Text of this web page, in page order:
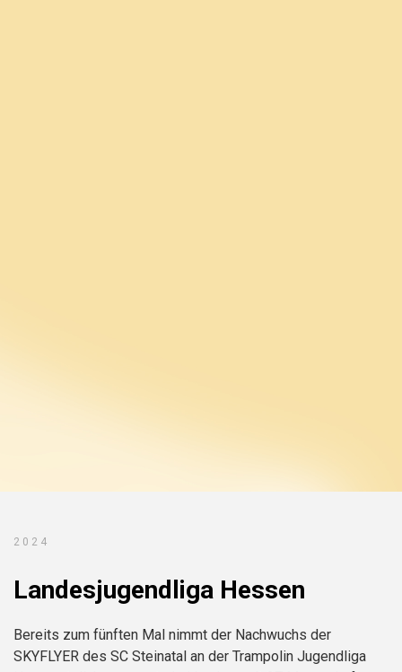
2024
Landesjugendliga Hessen
Bereits zum fünften Mal nimmt der Nachwuchs der
SKYFLYER des SC Steinatal an der Trampolin Jugendliga